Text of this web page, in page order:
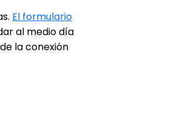
El formulario
al medio día
la conexión